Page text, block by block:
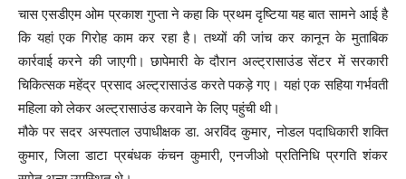
चास एसडीएम ओम प्रकाश गुप्ता ने कहा कि प्रथम दृष्टिया यह बात सामने आई है
कि यहां एक गिरोह काम कर रहा है। तथ्यों की जांच कर कानून के मुताबिक
कार्रवाई करने की जाएगी। छापेमारी के दौरान अल्ट्रासाउंड सेंटर में सरकारी
चिकित्सक महेंद्र प्रसाद अल्ट्रासाउंड करते पकड़े गए। यहां एक सहिया गर्भवती
महिला को लेकर अल्ट्रासाउंड करवाने के लिए पहुंची थी।
मौके पर सदर अस्पताल उपाधीक्षक डा. अरविंद कुमार, नोडल पदाधिकारी शक्ति
कुमार, जिला डाटा प्रबंधक कंचन कुमारी, एनजीओ प्रतिनिधि प्रगति शंकर